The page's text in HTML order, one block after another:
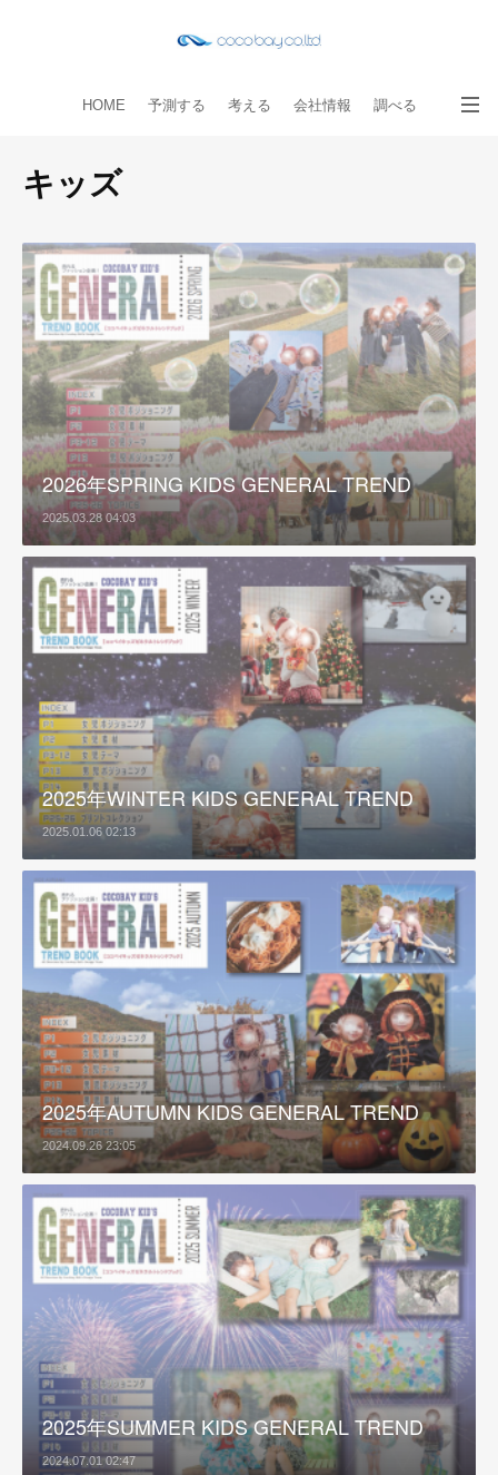
HOME 予測する 考える 会社情報 調べる
教える
キッズ
2026年SPRING KIDS GENERAL TREND
2025.03.28 04:03
2025年WINTER KIDS GENERAL TREND
2025.01.06 02:13
2025年AUTUMN KIDS GENERAL TREND
2024.09.26 23:05
2025年SUMMER KIDS GENERAL TREND
2024.07.01 02:47